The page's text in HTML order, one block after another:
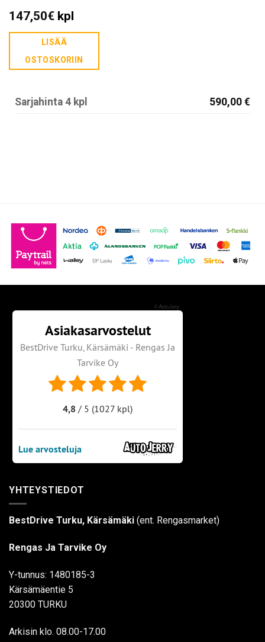
147,50€kpl
LISÄÄ
OSTOSKORIIN
Sarjahinta 4 kpl 590,00 €
© AutoJerry
YHTEYSTIEDOT
BestDrive Turku, Kärsämäki (ent. Rengasmarket)
Rengas Ja Tarvike Oy
Y-tunnus: 1480185-3
Kärsämäentie 5
20300 TURKU
Arkisin klo. 08.00-17.00